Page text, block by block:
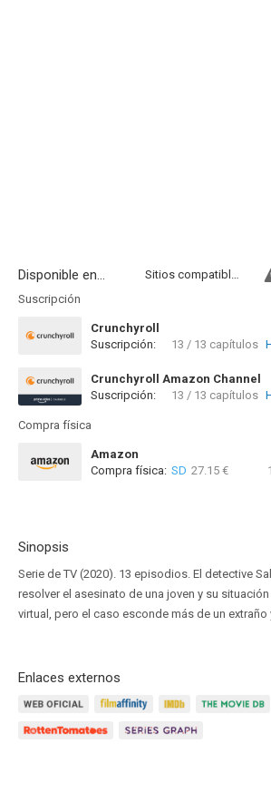
Disponible en...
Sitios compatibles
Suscripción
Crunchyroll
Suscripción:
13 / 13 capítulos
Crunchyroll Amazon Channel
Suscripción:
13 / 13 capítulos
Compra física
Amazon
Compra física: SD 27.15 €
Sinopsis
Serie de TV (2020). 13 episodios. El detective
resolver el asesinato de una joven y su
virtual, pero el caso esconde más de un
Enlaces externos